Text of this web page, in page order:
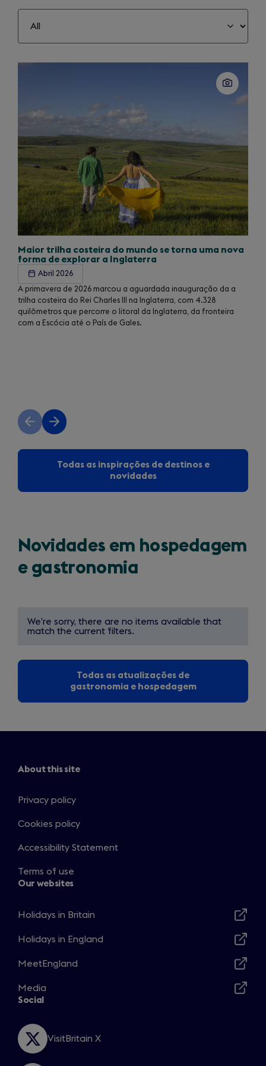
Maior trilha costeira do mundo se torna uma nova
forma de explorar a Inglaterra
Abril 2026
A primavera de 2026 marcou a aguardada inauguração da a
trilha costeira do Rei Charles III na Inglaterra, com 4.328
quilômetros que percorre o litoral da Inglaterra, da fronteira
com a Escócia até o País de Gales.
Previous
slide
Next
slide
Todas as inspirações de destinos e
novidades
Novidades em hospedagem
e gastronomia
We’re sorry, there are no items available that
match the current filters.
Todas as atualizações de
gastronomia e hospedagem
About this site
Privacy policy
Cookies policy
Accessibility Statement
Terms of use
Our websites
Holidays in Britain
in
new
Holidays in England
in
new
window
MeetEngland
in
a
window
Media
Opens
new
window
Social
VisitBritain X
Opens